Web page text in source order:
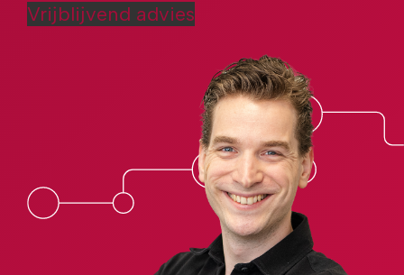
Vrijblijvend advies